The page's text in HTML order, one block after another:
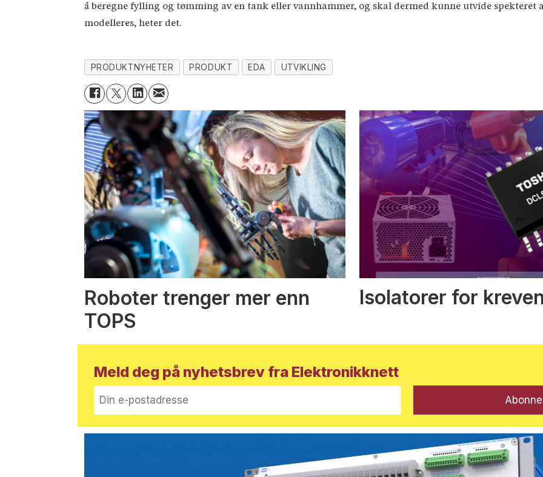
å beregne fylling og tømming av en tank eller vannhammer, og skal dermed kunne utvide spekteret
modelleres, heter det.
PRODUKTNYHETER PRODUKT EDA UTVIKLING
Roboter trenger mer enn
TOPS
Isolatorer for
Meld deg på nyhetsbrev fra Elektronikknett